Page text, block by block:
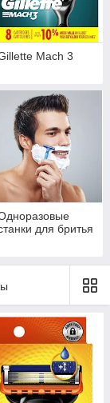
Mach 3
для бритья